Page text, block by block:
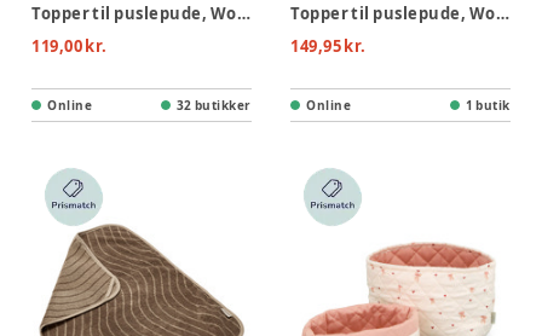
Topper til puslepude, Woodland - Sage green
119,00 kr.
Online 32 butikker
Topper til puslepude, Woodland - Cappuccino
149,95 kr.
Online 1 butik